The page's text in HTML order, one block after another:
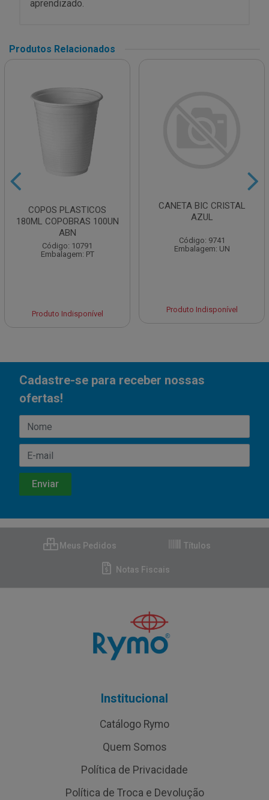
aprendizado.
Produtos Relacionados
COPOS PLASTICOS
180ML COPOBRAS 100UN
ABN
Código: 10791
Embalagem: PT
Produto Indisponível
CANETA BIC CRISTAL
AZUL
Código: 9741
Embalagem: UN
Produto Indisponível
Cadastre-se para receber nossas
ofertas!
Meus Pedidos Títulos
Notas Fiscais
Institucional
Catálogo Rymo
Quem Somos
Política de Privacidade
Política de Troca e Devolução